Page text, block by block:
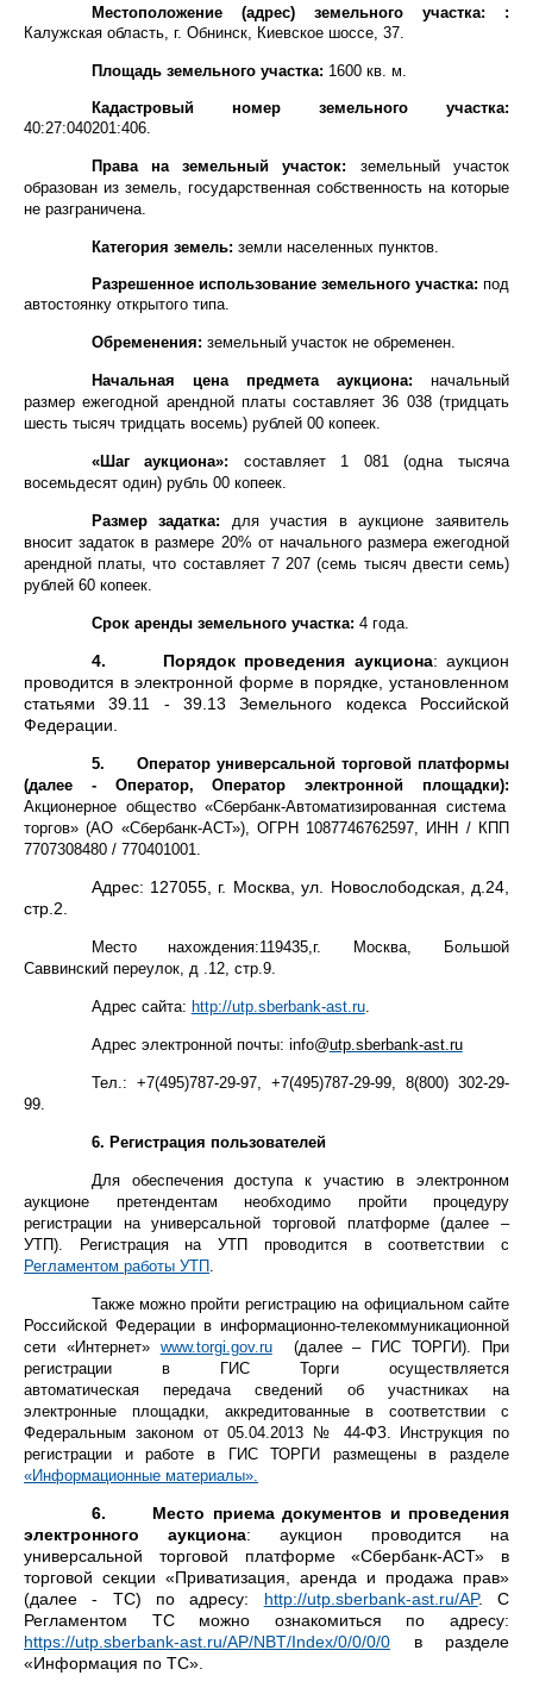
Местоположение (адрес) земельного участка: :
Калужская область, г. Обнинск, Киевское шоссе, 37.
Площадь земельного участка: 1600 кв. м.
Кадастровый номер земельного участка:
40:27:040201:406.
Права на земельный участок: земельный участок
образован из земель, государственная собственность на которые
не разграничена.
Категория земель: земли населенных пунктов.
Разрешенное использование земельного участка: под
автостоянку открытого типа.
Обременения: земельный участок не обременен.
Начальная цена предмета аукциона: начальный
размер ежегодной арендной платы составляет36 038 (тридцать
шесть тысяч тридцать восемь) рублей 00 копеек.
«Шаг аукциона»: составляет 1 081 (одна тысяча
восемьдесят один) рубль 00 копеек.
Размер задатка: для участия в аукционе заявитель
вносит задаток в размере 20% от начального размера ежегодной
арендной платы, что составляет 7 207 (семь тысяч двести семь)
рублей 60 копеек.
Срок аренды земельного участка: 4 года.
4. Порядок проведения аукциона: аукцион
проводится в электронной форме в порядке, установленном
статьями 39.11 - 39.13 Земельного кодекса Российской
Федерации.
5.
Оператор универсальной торговой платформы
(далее - Оператор, Оператор электронной площадки):
Акционерное общество «Сбербанк-Автоматизированная система
торгов» (АО «Сбербанк-АСТ»), ОГРН 1087746762597, ИНН / КПП
7707308480 / 770401001.
Адрес: 127055, г. Москва, ул. Новослободская, д.24,
стр.2.
Место нахождения:119435,г. Москва, Большой
Саввинский переулок, д .12, стр.9.
Адрес сайта: http://utp.sberbank-ast.ru.
Адрес электронной почты: info@utp.sberbank-ast.ru
Тел.: +7(495)787-29-97, +7(495)787-29-99, 8(800) 302-29-
99.
6. Регистрация пользователей
Для обеспечения доступа к участию в электронном
аукционе претендентам необходимо пройти процедуру
регистрации на универсальной торговой платформе (далее –
УТП). Регистрация на УТП проводится в соответствии с
Регламентом работы УТП .
Также можно пройти регистрацию на официальном сайте
Российской Федерации в информационно-телекоммуникационной
сети «Интернет» www.torgi.gov.ru(далее – ГИС ТОРГИ). При
регистрации в ГИС Торги осуществляется
автоматическая передача сведений об участниках на
электронные площадки, аккредитованные в соответствии с
Федеральным законом от 05.04.2013 № 44-ФЗ. Инструкция по
регистрации и работе в ГИС ТОРГИ размещены в разделе
«Информационные материалы».
6.
Место приема документов и проведения
электронного аукциона: аукцион проводится на
универсальной торговой платформе «Сбербанк-АСТ» в
торговой секции «Приватизация, аренда и продажа прав»
(далее - ТС) по адресу: http://utp.sberbank-ast.ru/AP. С
Регламентом ТС можно ознакомиться по адресу:
https://utp.sberbank-ast.ru/AP/NBT/Index/0/0/0/0 в
разделе
«Информация по ТС».